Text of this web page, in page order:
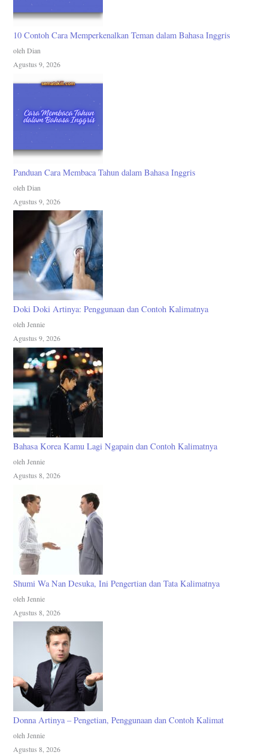
10 Contoh Cara Memperkenalkan Teman dalam Bahasa Inggris
oleh Dian
Agustus 9, 2026
Panduan Cara Membaca Tahun dalam Bahasa Inggris
oleh Dian
Agustus 9, 2026
Doki Doki Artinya: Penggunaan dan Contoh Kalimatnya
oleh Jennie
Agustus 9, 2026
Bahasa Korea Kamu Lagi Ngapain dan Contoh Kalimatnya
oleh Jennie
Agustus 8, 2026
Shumi Wa Nan Desuka, Ini Pengertian dan Tata Kalimatnya
oleh Jennie
Agustus 8, 2026
Donna Artinya – Pengetian, Penggunaan dan Contoh Kalimat
oleh Jennie
Agustus 8, 2026